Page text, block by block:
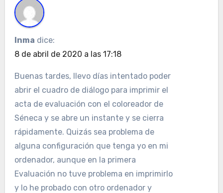
Inma dice:
8 de abril de 2020 a las 17:18
Buenas tardes, llevo días intentado poder
abrir el cuadro de diálogo para imprimir el
acta de evaluación con el coloreador de
Séneca y se abre un instante y se cierra
rápidamente. Quizás sea problema de
alguna configuración que tenga yo en mi
ordenador, aunque en la primera
Evaluación no tuve problema en imprimirlo
y lo he probado con otro ordenador y